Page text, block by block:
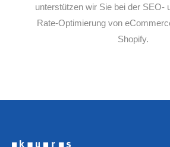
unterstützen wir Sie bei der SEO-
Rate-Optimierung von
Shopify.